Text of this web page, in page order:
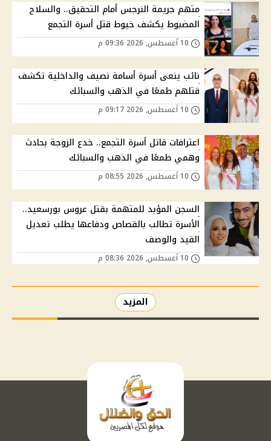
متهم جريمة النرجس أمام التحقيق.. والسلاح
المضبوط يكشف خيوط قتل أسرة التجمع
نائب ينعى أسرة أسامة نصيف والداخلية تكشف
قتلهم طمعًا في الذهب والسبائك
اعترافات قاتل أسرة التجمع.. خدع الزوجة بحادث
وهمي طمعًا في الذهب والسبائك
السجن المؤبد للمتهمة بقتل عروس بورسعيد..
الأسرة تطالب بالقصاص ودفاعها يطلب تعديل
القيد والوصف
المزيد